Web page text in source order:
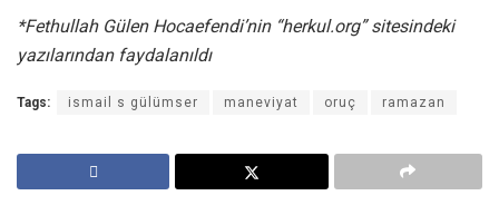
*Fethullah Gülen Hocaefendi’nin “herkul.org” sitesindeki
yazılarından faydalanıldı
Tags: ismail s gülümser maneviyat oruç ramazan